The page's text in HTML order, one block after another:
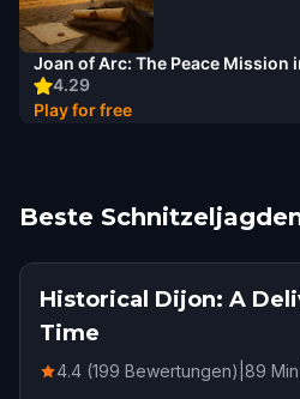
4.29
Joan of Arc: The Peace Mission
Play for free
Beste
Historical Dijon: A
Time
4.4 (199 Bewertungen) 89 Min